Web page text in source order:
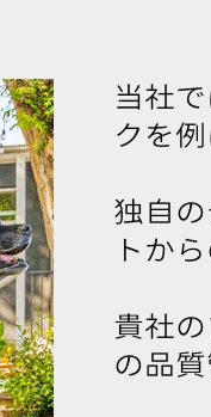
当社
クを
独自
トか
貴社
の品